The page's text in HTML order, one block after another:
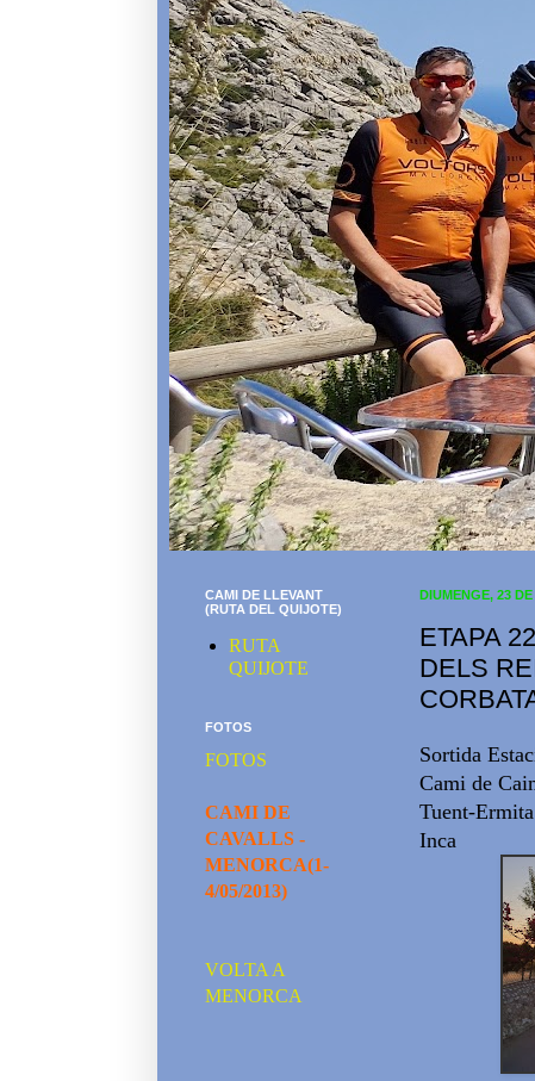
DIUMENGE, 23
ETAPA
DELS
Sortida
Cami de
Tuent-
Inca
CAMI DE LLEVANT
(RUTA DEL QUIJOTE)
RUTA
QUIJOTE
FOTOS
FOTOS
CAMI DE
CAVALLS -
MENORCA(1-
4/05/2013)
VOLTA A
MENORCA